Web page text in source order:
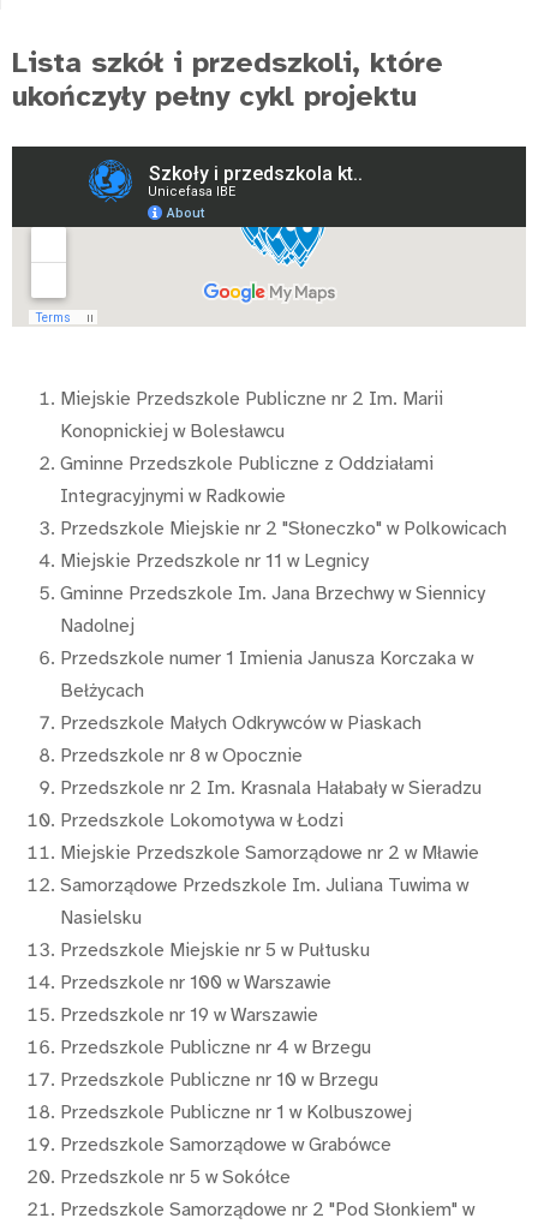
Lista szkół i przedszkoli, które
ukończyły pełny cykl projektu
Miejskie Przedszkole Publiczne nr 2 Im. Marii
Konopnickiej w Bolesławcu
Gminne Przedszkole Publiczne z Oddziałami
Integracyjnymi w Radkowie
Przedszkole Miejskie nr 2 "Słoneczko" w Polkowicach
Miejskie Przedszkole nr 11 w Legnicy
Gminne Przedszkole Im. Jana Brzechwy w Siennicy
Nadolnej
Przedszkole numer 1 Imienia Janusza Korczaka w
Bełżycach
Przedszkole Małych Odkrywców w Piaskach
Przedszkole nr 8 w Opocznie
Przedszkole nr 2 Im. Krasnala Hałabały w Sieradzu
Przedszkole Lokomotywa w Łodzi
Miejskie Przedszkole Samorządowe nr 2 w Mławie
Samorządowe Przedszkole Im. Juliana Tuwima w
Nasielsku
Przedszkole Miejskie nr 5 w Pułtusku
Przedszkole nr 100 w Warszawie
Przedszkole nr 19 w Warszawie
Przedszkole Publiczne nr 4 w Brzegu
Przedszkole Publiczne nr 10 w Brzegu
Przedszkole Publiczne nr 1 w Kolbuszowej
Przedszkole Samorządowe w Grabówce
Przedszkole nr 5 w Sokółce
Przedszkole Samorządowe nr 2 "Pod Słonkiem" w